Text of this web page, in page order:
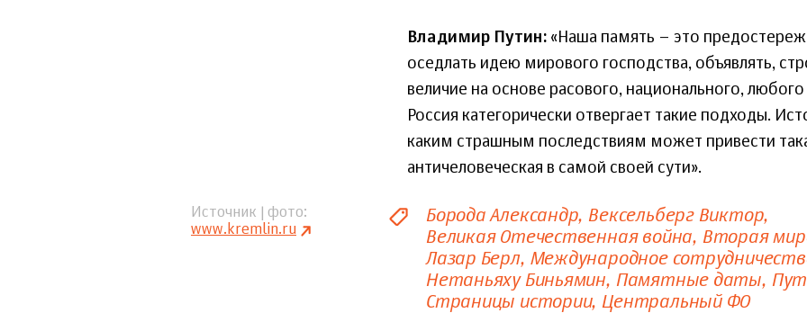
Владимир Путин: «Наша память – это
оседлать идею мирового господства, объявлять,
величие на основе расового, национального,
Россия категорически отвергает такие подходы.
каким страшным последствиям может привести
античеловеческая в самой своей сути».
Источник | фото
www.kremlin.ru
Борода Александр Вексельберг Виктор
Великая Отечественная война Вторая
Лазар Берл Международное
Нетаньяху Биньямин Памятные даты
Страницы истории Центральный ФО